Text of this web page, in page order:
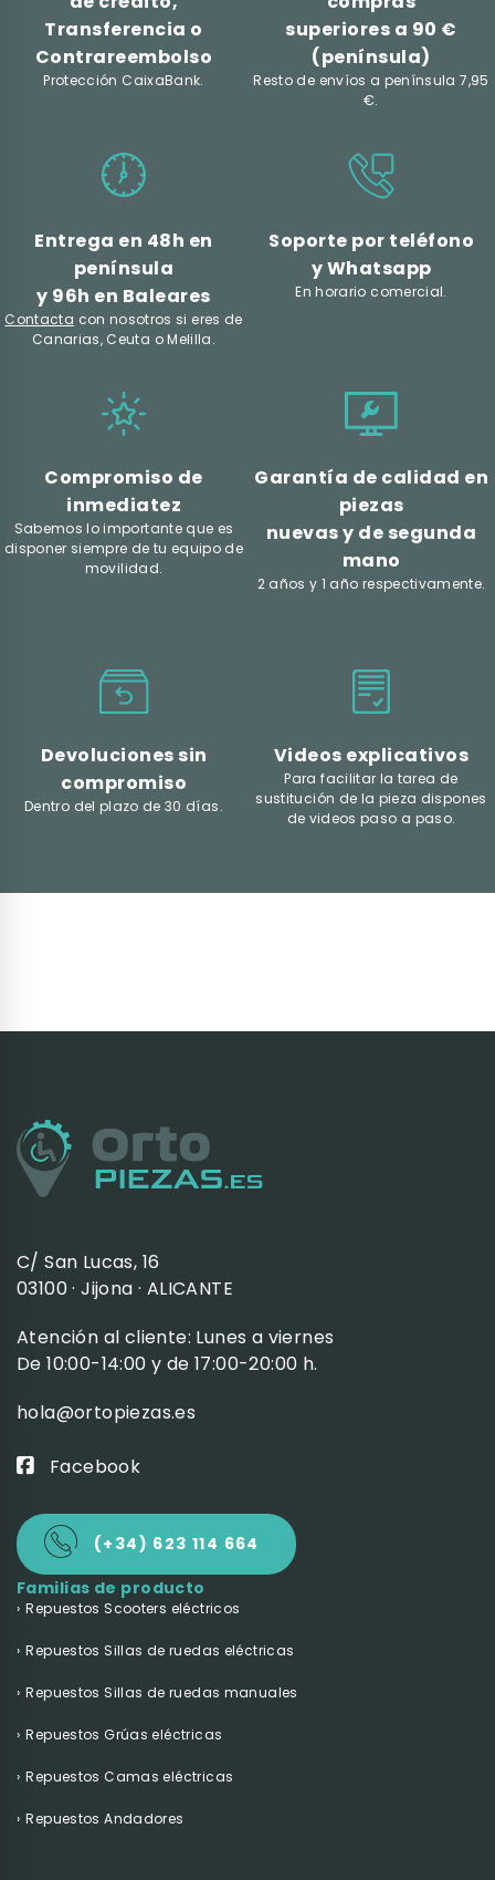
Transferencia o
Contrareembolso
Protección CaixaBank.
superiores a 90 €
(península)
Resto de envíos a península 7,95
€.
Entrega en 48h en
península
y 96h en Baleares
Contacta con nosotros si eres de
Canarias, Ceuta o Melilla.
Soporte por teléfono
y Whatsapp
En horario comercial.
Compromiso de
inmediatez
Sabemos lo importante que es
disponer siempre de tu equipo de
movilidad.
Garantía de calidad en
piezas
nuevas y de segunda
mano
2 años y 1 año respectivamente.
Devoluciones sin
compromiso
Dentro del plazo de 30 días.
Videos explicativos
Para facilitar la tarea de
sustitución de la pieza dispones
de videos paso a paso.
C/ San Lucas, 16
03100 · Jijona · ALICANTE
Atención al cliente: Lunes a viernes
De 10:00-14:00 y de 17:00-20:00 h.
hola@ortopiezas.es
Facebook
(+34) 623 114 664
Familias de producto
Repuestos Scooters eléctricos
Repuestos Sillas de ruedas eléctricas
Repuestos Sillas de ruedas manuales
Repuestos Grúas eléctricas
Repuestos Camas eléctricas
Repuestos Andadores